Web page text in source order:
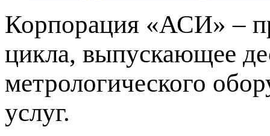
Корпорация «АСИ» –
цикла, выпускающее
метрологического
услуг.